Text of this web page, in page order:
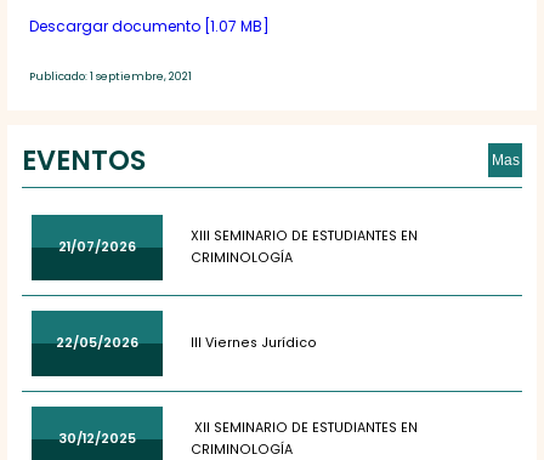
Descargar documento [1.07 MB]
Publicado: 1 septiembre, 2021
EVENTOS Mas
21/07/2026
XIII SEMINARIO DE ESTUDIANTES EN
CRIMINOLOGÍA
22/05/2026 III Viernes Jurídico
30/12/2025
XII SEMINARIO DE ESTUDIANTES EN
CRIMINOLOGÍA